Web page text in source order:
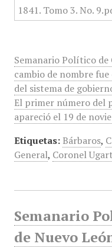
Semanario Político de
cambio de nombre
del sistema de
El primer número del
apareció el 19 de
Etiquetas: Bárbaros,
General, Coronel
Semanario
de Nuevo